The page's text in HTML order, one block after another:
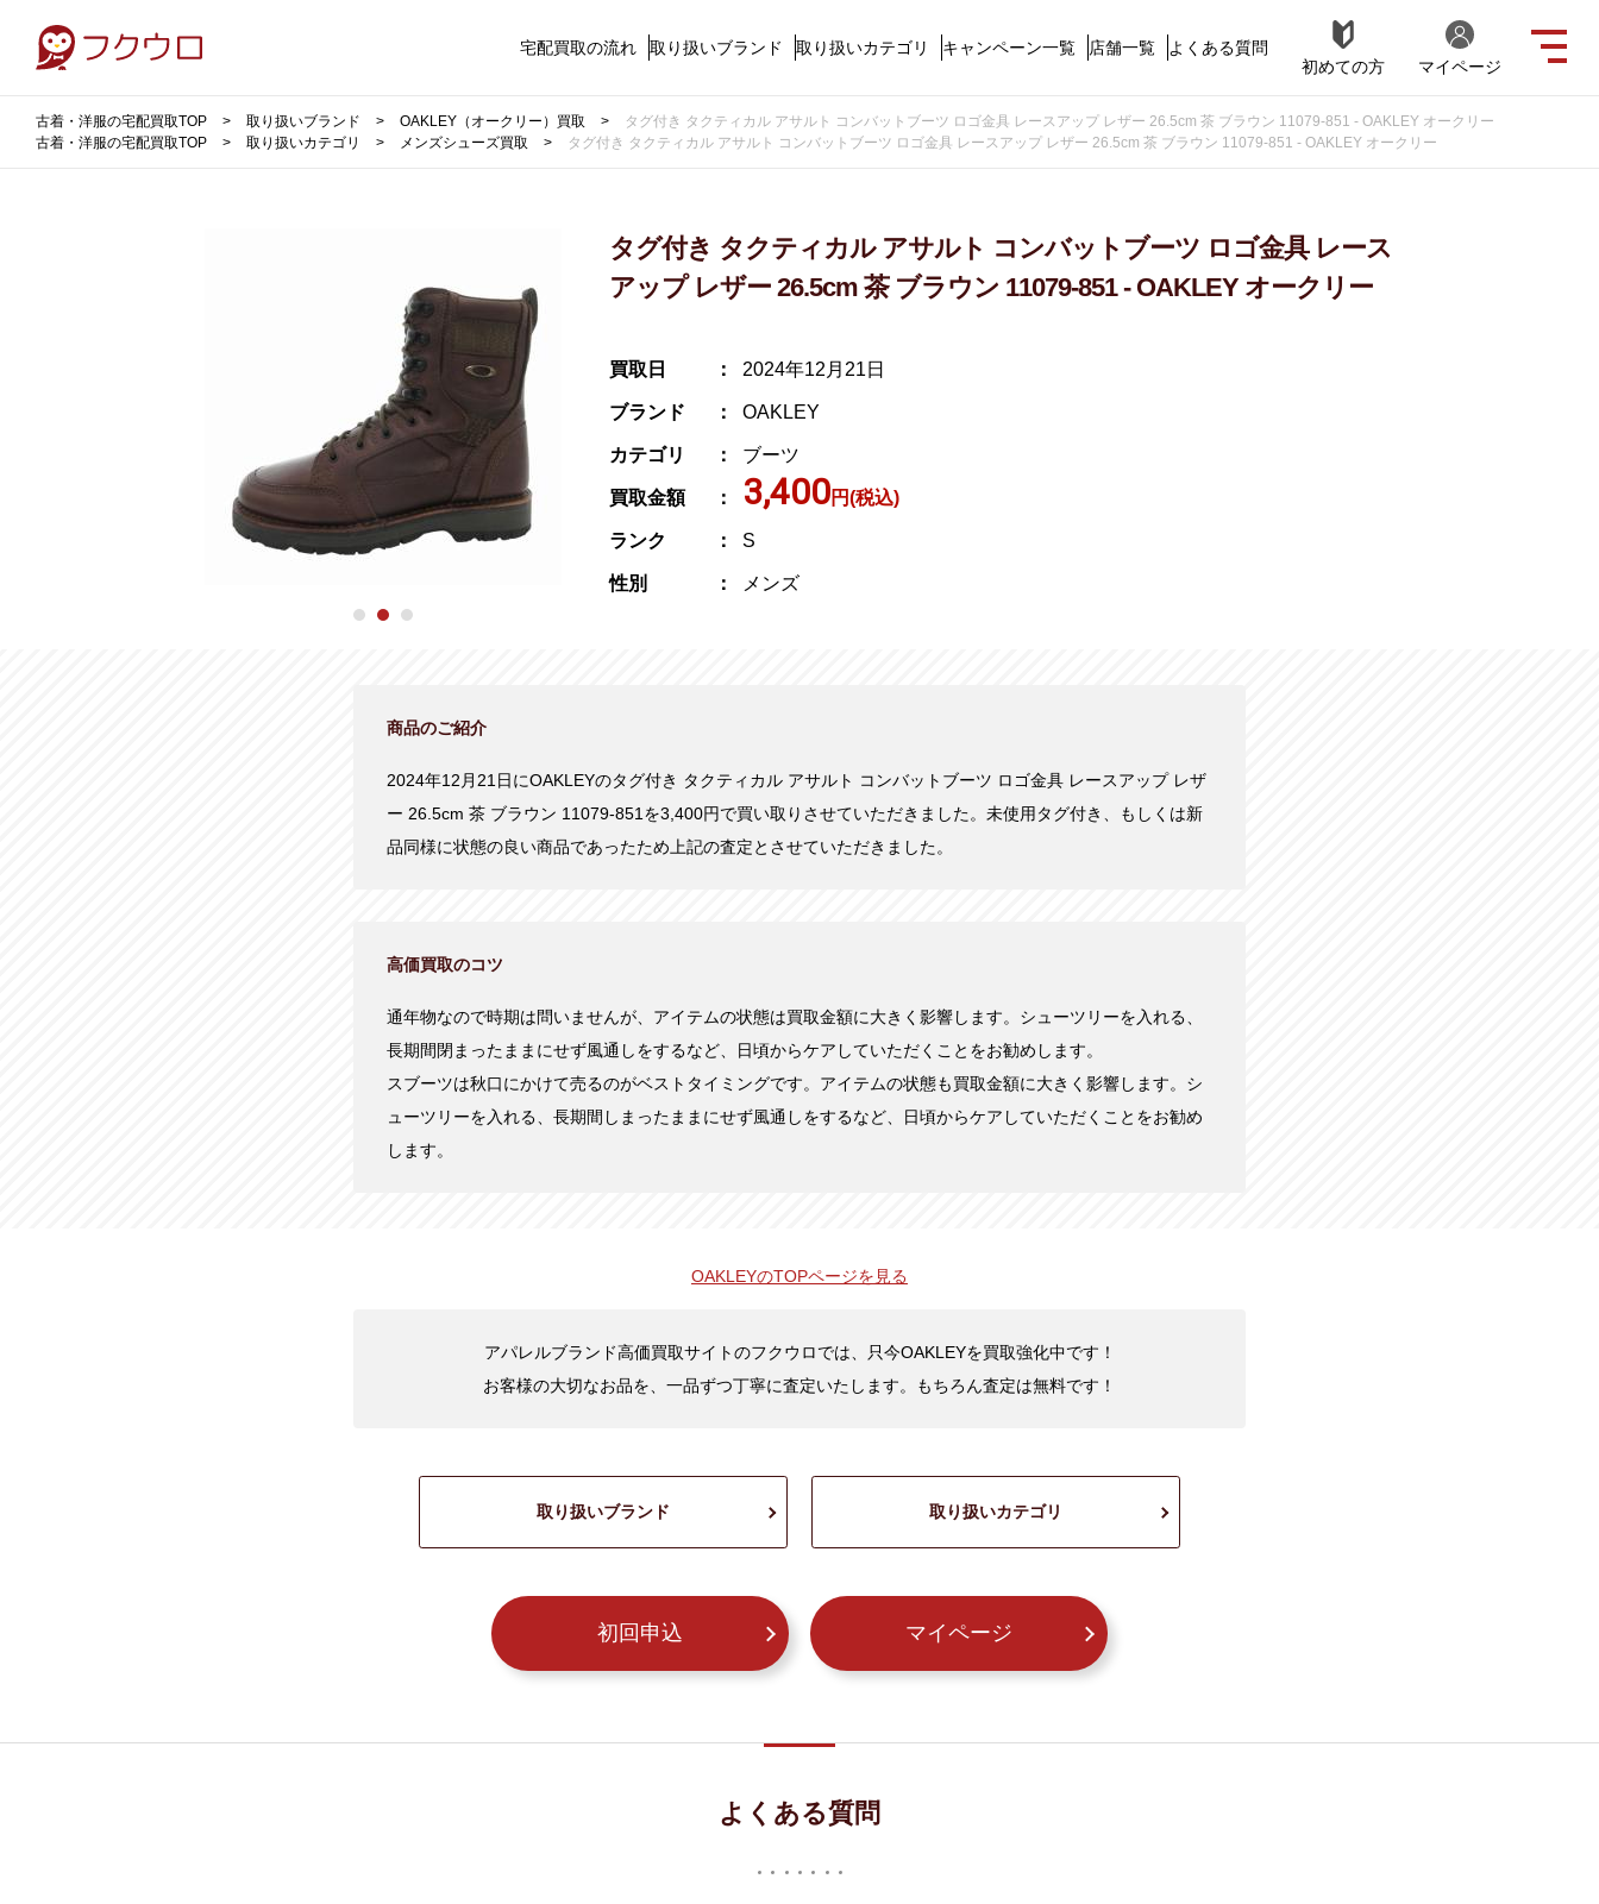
宅配買取の流れ 取り扱いブランド 取り扱いカテゴリ キャンペーン一覧 店舗一覧
よくある質問
初めての方
マイページ
古着・洋服の宅配買取TOP 取り扱いブランド OAKLEY（オークリー）買取
タグ付き タクティカル アサルト コンバットブーツ ロゴ金具 レースアップ レザー 26.5cm 茶 ブラウン 11079-851 - OAKLEY オークリー
古着・洋服の宅配買取TOP
取り扱いカテゴリ メンズシューズ買取 タグ付き タクティカル アサルト コンバットブーツ ロゴ金具 レースアップ レザー 26.5cm 茶 ブラウン 11079-851 - OAKLEY オークリー
タグ付き タクティカル アサルト コンバットブーツ ロゴ金具 レース
アップ レザー 26.5cm 茶 ブラウン 11079-851 - OAKLEY オークリー
買取日 2024年12月21日
ブランド OAKLEY
カテゴリ ブーツ
買取金額 3,400円(税込)
ランク S
性別 メンズ
商品のご紹介
2024年12月21日にOAKLEYのタグ付き タクティカル アサルト コンバットブーツ ロゴ金具 レースアップ レザ
ー 26.5cm 茶 ブラウン 11079-851を3,400円で買い取りさせていただきました。未使用タグ付き、もしくは新
品同様に状態の良い商品であったため上記の査定とさせていただきました。
高価買取のコツ
通年物なので時期は問いませんが、アイテムの状態は買取金額に大きく影響します。シューツリーを入れる、
長期間閉まったままにせず風通しをするなど、日頃からケアしていただくことをお勧めします。
スブーツは秋口にかけて売るのがベストタイミングです。アイテムの状態も買取金額に大きく影響します。シ
ューツリーを入れる、長期間しまったままにせず風通しをするなど、日頃からケアしていただくことをお勧め
します。
OAKLEYのTOPページを見る
アパレルブランド高価買取サイトのフクウロでは、只今OAKLEYを買取強化中です！
お客様の大切なお品を、一品ずつ丁寧に査定いたします。もちろん査定は無料です！
取り扱いブランド 取り扱いカテゴリ
初回申込 マイページ
よくある質問